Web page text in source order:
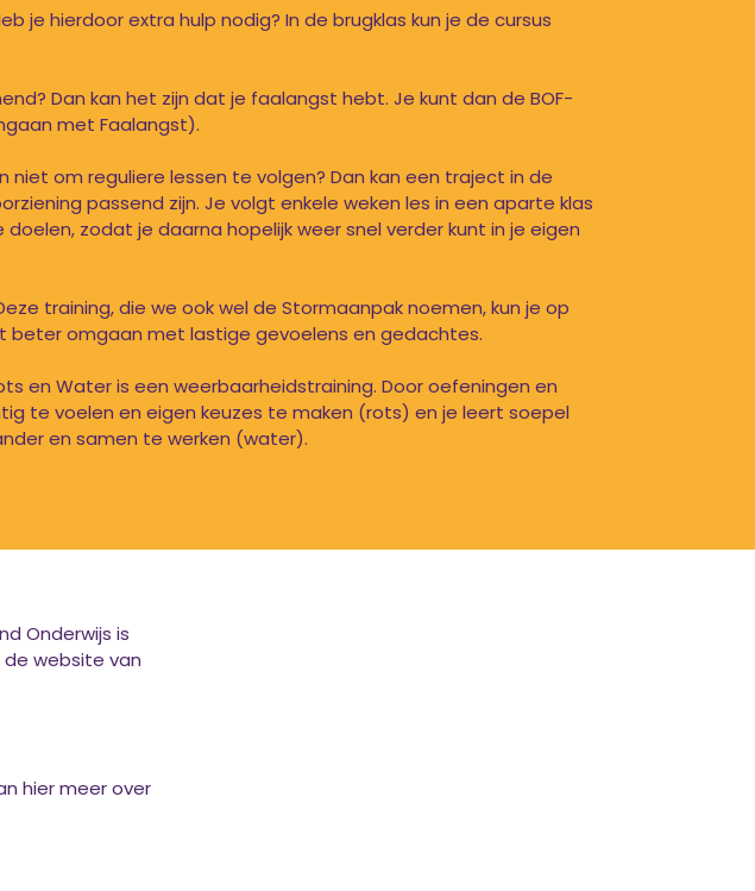
je hierdoor extra hulp nodig? In de brugklas kun je de cursus
Dan kan het zijn dat je faalangst hebt. Je kunt dan de BOF-
met Faalangst).
niet om reguliere lessen te volgen? Dan kan een traject in de
passend zijn. Je volgt enkele weken les in een aparte klas
doelen, zodat je daarna hopelijk weer snel verder kunt in je eigen
training, die we ook wel de Stormaanpak noemen, kun je op
beter omgaan met lastige gevoelens en gedachtes.
en Water is een weerbaarheidstraining. Door oefeningen en
te voelen en eigen keuzes te maken (rots) en je leert soepel
en samen te werken (water).
Onderwijs is
website van
hier meer over